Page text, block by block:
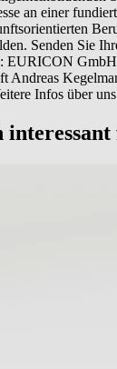
an einer
Senden Sie
EURICON
Andreas
Infos über